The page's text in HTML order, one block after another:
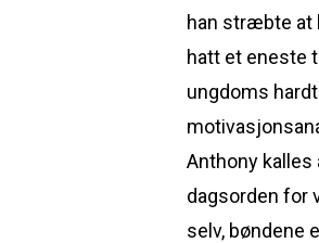
han stræbte at
hatt et eneste
ungdoms
Anthony kalles
dagsorden for
selv, bøndene